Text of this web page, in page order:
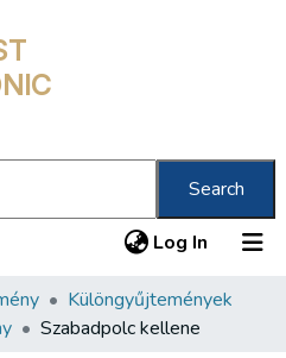
Search
Log In (current)
Különgyűjtemények
Szabadpolc kellene